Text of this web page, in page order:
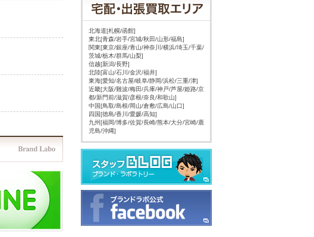
北海道[札幌/函館]
東北[青森/岩手/宮城/秋田/山形/福島]
関東[東京/銀座/青山/神奈川/横浜/埼玉/千葉/
茨城/栃木/群馬/山梨]
信越[新潟/長野]
北陸[富山/石川/金沢/福井]
東海[愛知/名古屋/岐阜/静岡/浜松/三重/津]
近畿[大阪/難波/梅田/兵庫/神戸/芦屋/姫路/京
都/新門前/滋賀/彦根/奈良/和歌山]
中国[鳥取/島根/岡山/倉敷/広島/山口]
四国[徳島/香川/愛媛/高知]
九州[福岡/博多/佐賀/長崎/熊本/大分/宮崎/鹿
児島/沖縄]